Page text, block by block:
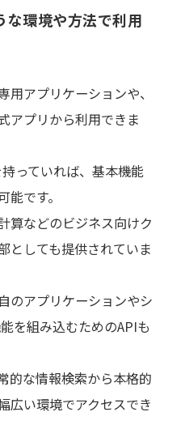
環境や方法で利用
用アプリケーションや、
アプリから利用できま
っていれば、基本機能
です。
算などのビジネス向けク
としても提供されていま
のアプリケーションやシ
を組み込むためのAPIも
的な情報検索から本格的
広い環境でアクセスでき